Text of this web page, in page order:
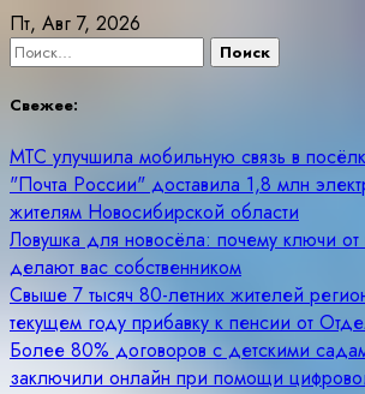
Skip
to
Пт, Авг 7, 2026
Найти:
Свежее:
МТС улучшила мобильную связь в
"Почта России" доставила 1,8 млн
жителям Новосибирской области
Ловушка для новосёла: почему ключи от
делают вас собственником
Свыше 7 тысяч 80-летних жителей
текущем году прибавку к пенсии от
Более 80% договоров с детскими
заключили онлайн при помощи